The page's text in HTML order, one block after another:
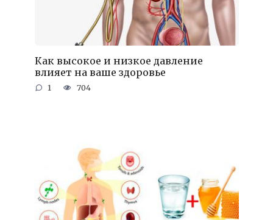
Как высокое и низкое давление
влияет на ваше здоровье
1 704